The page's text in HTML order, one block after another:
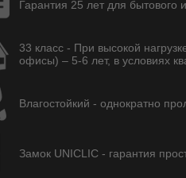
Гарантия 25 лет для бытового
33 класс - При высокой
офисы) – 5-6 лет, в условиях
Влагостойкий - однократно
Замок UNICLIC - гарантия